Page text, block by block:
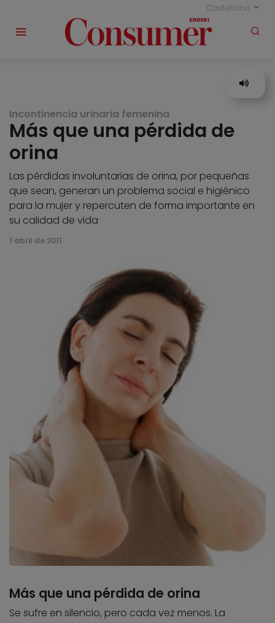
Castellano
Incontinencia urinaria femenina
Más que una pérdida de
orina
Las pérdidas involuntarias de orina, por pequeñas
que sean, generan un problema social e higiénico
para la mujer y repercuten de forma importante en
su calidad de vida
1 abril de 2011
Más que una pérdida de orina
Se sufre en silencio, pero cada vez menos. La